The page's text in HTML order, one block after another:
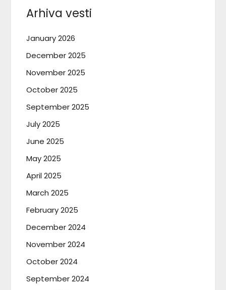
Arhiva vesti
January 2026
December 2025
November 2025
October 2025
September 2025
July 2025
June 2025
May 2025
April 2025
March 2025
February 2025
December 2024
November 2024
October 2024
September 2024